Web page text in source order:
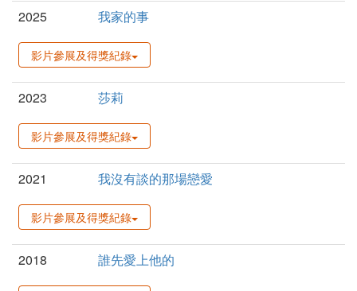
2025 我家的事
影片參展及得獎紀錄
2023 莎莉
影片參展及得獎紀錄
2021 我沒有談的那場戀愛
影片參展及得獎紀錄
2018 誰先愛上他的